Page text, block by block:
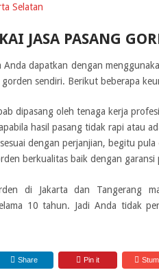
Selatan
JASA PASANG
dapatkan dengan
sendiri. Berikut beberapa
dipasang oleh tenaga kerja
hasil pasang tidak rapi atau
dengan perjanjian, begitu
berkualitas baik dengan
di Jakarta dan Tangerang
10 tahun. Jadi Anda tidak
Share Pin it